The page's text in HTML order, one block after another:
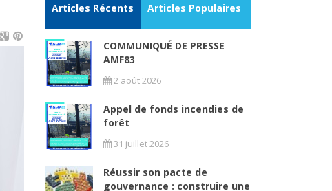
Articles Récents Articles Populaires
COMMUNIQUÉ DE PRESSE
AMF83
2 août 2026
Appel de fonds incendies de
forêt
31 juillet 2026
Réussir son pacte de
gouvernance : construire une